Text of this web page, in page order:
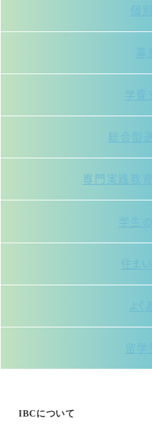
個
学費
総合型
専門実践教
学生
住ま
よく
留学
IBCについて